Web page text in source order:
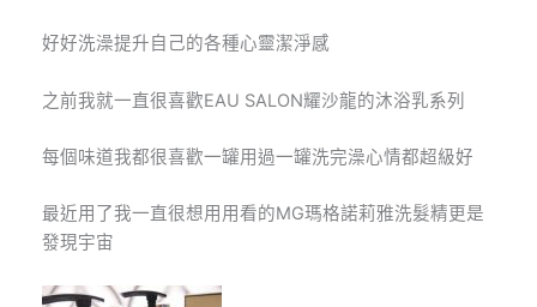
好好洗澡提升自己的各種心靈潔淨感
之前我就一直很喜歡EAU SALON耀沙龍的沐浴乳系列
每個味道我都很喜歡一罐用過一罐洗完澡心情都超級好
最近用了我一直很想用用看的MG瑪格諾莉雅洗髮精更是
發現宇宙